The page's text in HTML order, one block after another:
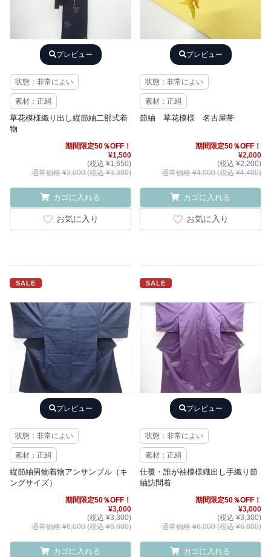
プレビュー
状態：非常によい
素材：正絹
草花模様織り出し縦節紬二部式着
物
期間限定50％OFF！
¥1,500
(税込 ¥1,650)
通常価格 ¥3,000 (税込 ¥3,300)
カゴに入れる
お気に入り
プレビュー
状態：非常によい
素材：正絹
節紬 草花模様 名古屋帯
期間限定50％OFF！
¥2,000
(税込 ¥2,200)
通常価格 ¥4,000 (税込 ¥4,400)
カゴに入れる
お気に入り
SALE
プレビュー
状態：非常によい
素材：正絹
縦節紬男物着物アンサンブル（キ
ングサイズ）
期間限定50％OFF！
¥3,000
(税込 ¥3,300)
通常価格 ¥6,000 (税込 ¥6,600)
カゴに入れる
SALE
プレビュー
状態：非常によい
素材：正絹
仕覆・誰が袖模様織出し手織り節
紬訪問着
期間限定50％OFF！
¥3,000
(税込 ¥3,300)
通常価格 ¥6,000 (税込 ¥6,600)
カゴに入れる